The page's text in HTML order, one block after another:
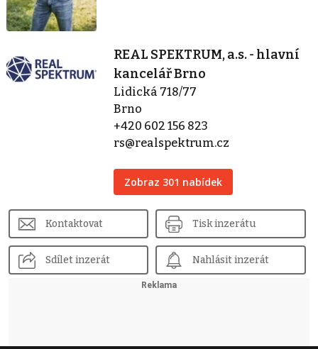
REAL SPEKTRUM, a.s. - hlavní
kancelář Brno
Lidická 718/77
Brno
+420 602 156 823
rs@realspektrum.cz
Zobraz 301 nabídek
Kontaktovat Tisk inzerátu
Sdílet inzerát Nahlásit inzerát